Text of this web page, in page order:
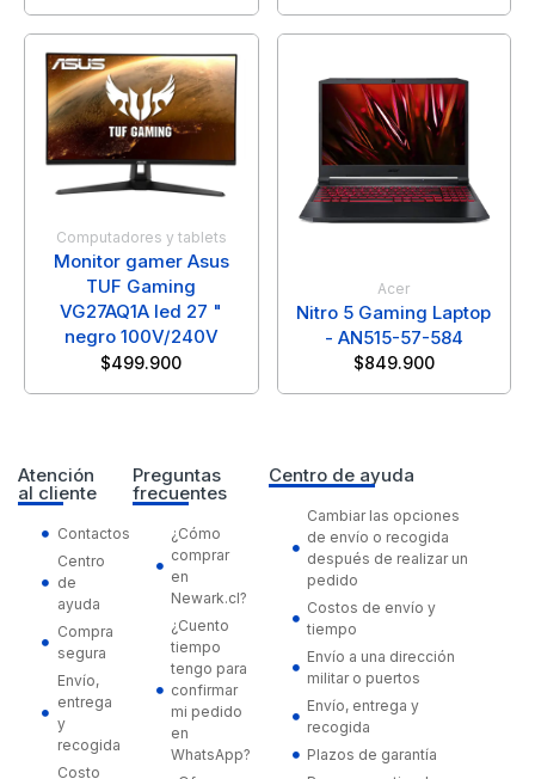
Computadores y tablets
Monitor gamer Asus
TUF Gaming
VG27AQ1A led 27 "
negro 100V/240V
$499.900
Acer
Nitro 5 Gaming Laptop
- AN515-57-584
$849.900
Atención
al cliente
Contactos
Centro
de
ayuda
Compra
segura
Envío,
entrega
y
recogida
Costo
Preguntas
frecuentes
¿Cómo
comprar
en
Newark.cl?
¿Cuento
tiempo
tengo para
confirmar
mi pedido
en
WhatsApp?
Centro de ayuda
Cambiar las opciones
de envío o recogida
después de realizar un
pedido
Costos de envío y
tiempo
Envío a una dirección
militar o puertos
Envío, entrega y
recogida
Plazos de garantía